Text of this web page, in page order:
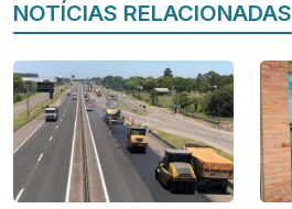
NOTÍCIAS RELACIONADAS